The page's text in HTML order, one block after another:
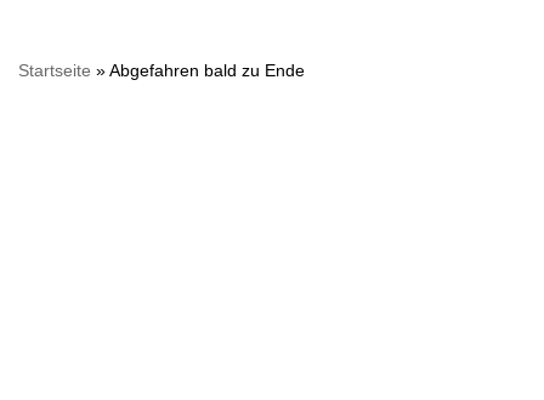
Startseite »Abgefahren bald zu Ende